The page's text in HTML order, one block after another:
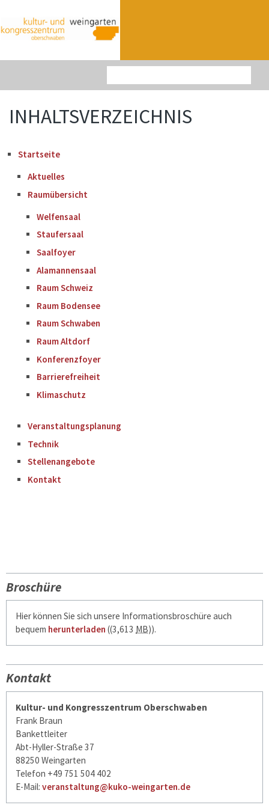
INHALTSVERZEICHNIS
Startseite
Aktuelles
Raumübersicht
Welfensaal
Staufersaal
Saalfoyer
Alamannensaal
Raum Schweiz
Raum Bodensee
Raum Schwaben
Raum Altdorf
Konferenzfoyer
Barrierefreiheit
Klimaschutz
Veranstaltungsplanung
Technik
Stellenangebote
Kontakt
Broschüre
Hier können Sie sich unsere Informationsbroschüre auch
bequem herunterladen ((3,613 MB)).
Kontakt
Kultur- und Kongresszentrum Oberschwaben
Frank Braun
Bankettleiter
Abt-Hyller-Straße 37
88250 Weingarten
Telefon +49 751 504 402
E-Mail: veranstaltung@kuko-weingarten.de